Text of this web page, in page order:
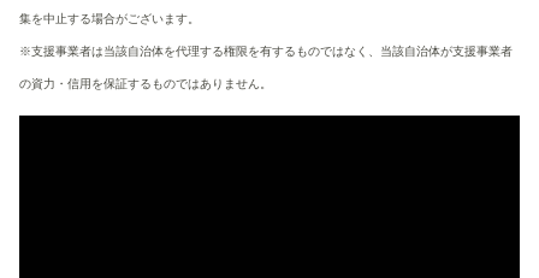
集を中止する場合がございます。
※支援事業者は当該自治体を代理する権限を有するものではなく、当該自治体が支援事業者
の資力・信用を保証するものではありません。